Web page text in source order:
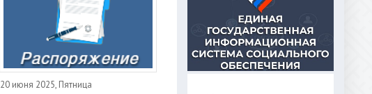
20 июня 2025, Пятница